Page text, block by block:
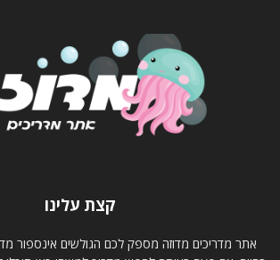
קצת עלינו
אתר מדריכים מדוזה מספק לכם הגולשים אינספור